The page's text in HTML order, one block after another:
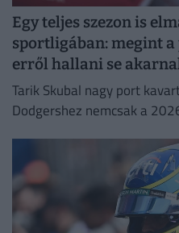
Egy teljes szezon is
sportligában: megint a
erről hallani se
Tarik Skubal nagy port
Dodgershez nemcsak a